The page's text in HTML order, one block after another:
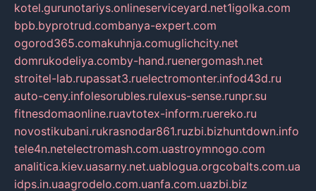
kotel.gurunotariys.onlineserviceyard.net1igolka.com
bpb.byprotrud.combanya-expert.com
ogorod365.comakuhnja.comuglichcity.net
domrukodeliya.comby-hand.ruenergomash.net
stroitel-lab.rupassat3.ruelectromonter.infod43d.ru
auto-ceny.infolesorubles.rulexus-sense.runpr.su
fitnesdomaonline.ruavtotex-inform.ruereko.ru
novostikubani.rukrasnodar861.ruzbi.bizhuntdown.info
tele4n.netelectromash.com.uastroymnogo.com
analitica.kiev.uasarny.net.uablogua.orgcobalts.com.ua
idps.in.uaagrodelo.com.uanfa.com.uazbi.biz